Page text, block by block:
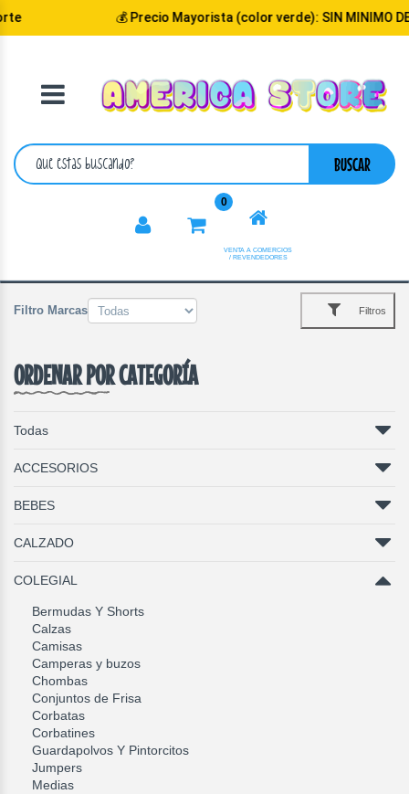
💰 Precio Mayorista (color verde): SIN MINIMO DE
BUSCAR
0
VENTA A COMERCIOS
/ REVENDEDORES
VOLVER
CATEGORIA
Filtro Marcas Filtros
ORDENAR POR CATEGORÍA
Todas
ACCESORIOS
BEBES
CALZADO
COLEGIAL
Bermudas Y Shorts
Calzas
Camisas
Camperas y buzos
Chombas
Conjuntos de Frisa
Corbatas
Corbatines
Guardapolvos Y Pintorcitos
Jumpers
Medias